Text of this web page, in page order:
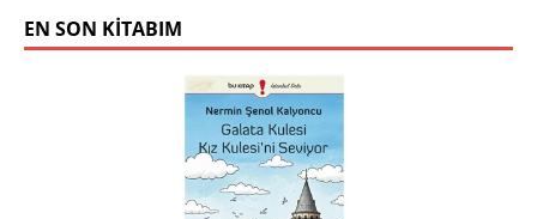
EN SON KITABIM